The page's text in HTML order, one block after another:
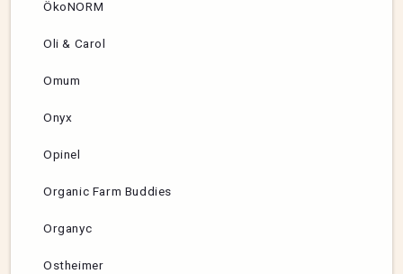
ÖkoNORM
Oli & Carol
Omum
Onyx
Opinel
Organic Farm Buddies
Organyc
Ostheimer